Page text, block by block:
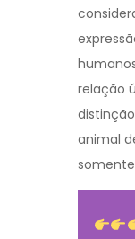
relação
animal